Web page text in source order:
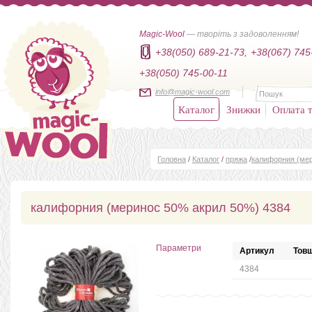
Magic-Wool — творіть з задоволенням!
+38(050) 689-21-73,
+38(067)
+38(050) 745-00-11
info@magic-wool.com
Каталог Знижки Оплата
Головна / Каталог / пряжа /калифорния
калифорния (меринос 50% акрил 50%) 4384
Параметри Артикул
4384